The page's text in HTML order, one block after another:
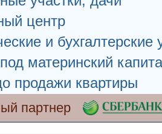
центр
и бухгалтерские
материнский
продажи квартиры
партнер